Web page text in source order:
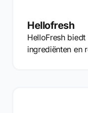
Hellofresh
HelloFresh
ingrediënten en